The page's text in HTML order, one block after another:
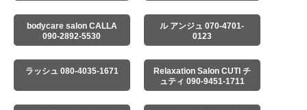
bodycare salon CALLA
090-2892-5530
ル アンジュ 070-4701-
0123
ラッシュ 080-4035-1671
Relaxation Salon CUTI チ
ュティ 090-9451-1711